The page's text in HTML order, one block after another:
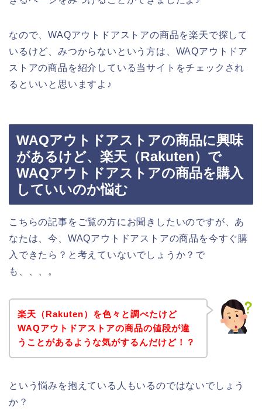
なので、WAQアウトドアストアの商品を楽天で探して
いるけど、みつからないという方は、WAQアウトドア
ストアの商品を紹介している当サイトをチェックされ
るといいと思いますよ♪
WAQアウトドアストアの商品に興味
があるけど、楽天（Rakuten）で
WAQアウトドアストアの商品を購入
していいのか悩む
こちらの記事をご覧の方にお聞きしたいのですが、あ
なたは、今、WAQアウトドアストアの商品を今すぐ購
入できたら？と考えていないでしょうか？で
も、、、。
楽天（Rakuten）を色々と調べたけど
WAQアウトドアストアの商品の値段が違
うことがあるような気がするんだけど！？
という悩みを抱えている人もいるのではないでしょう
か？